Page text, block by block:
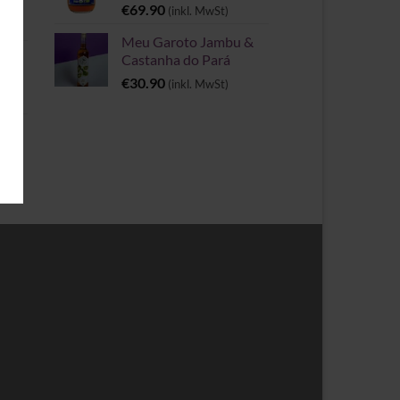
€69.90 (inkl. MwSt)
Meu Garoto Jambu &
Castanha do Pará
€30.90 (inkl. MwSt)